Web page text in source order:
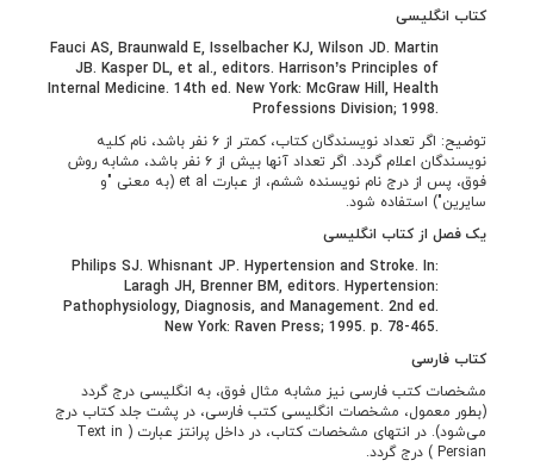
کتاب انگلیسی
Fauci AS, Braunwald E, Isselbacher KJ, Wilson JD. Martin
JB. Kasper DL, et al., editors. Harrison’s Principles of
Internal Medicine. 14th ed. New York: McGraw Hill, Health
Professions Division; 1998.
توضیح: اگر تعداد نویسندگان کتاب، کمتر از ۶ نفر باشد، نام کلیه
نویسندگان اعلام گردد. اگر تعداد آنها بیش از ۶ نفر باشد، مشابه روش
فوق، پس از درج نام نویسنده ششم، از عبارت et al (به معنی "و
سایرین") استفاده شود.
یک فصل از کتاب انگلیسی
Philips SJ. Whisnant JP. Hypertension and Stroke. In:
Laragh JH, Brenner BM, editors. Hypertension:
Pathophysiology, Diagnosis, and Management. 2nd ed.
New York: Raven Press; 1995. p. 78-465.
کتاب فارسی
مشخصات کتب فارسی نیز مشابه مثال فوق، به انگلیسی درج گردد
(بطور معمول، مشخصات انگلیسی کتب فارسی، در پشت جلد کتاب درج
می‌­شود). در انتهای مشخصات کتاب، در داخل پرانتز عبارت ( Text in
Persian ) درج گردد.